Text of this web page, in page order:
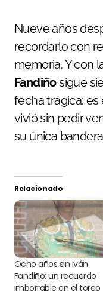
Nueve años
recordarlo con
memoria. Y con
Fandiñosigue
fecha trágica:
vivió sin pedir
su única
Relacionado
Ocho años sin Iván
Fandiño: un recuerdo
imborrable en el toreo